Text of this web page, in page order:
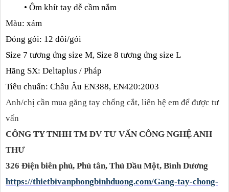
• Ôm khít tay dễ cầm nắm
Màu: xám
Đóng gói: 12 đôi/gói
Size 7 tương ứng size M, Size 8 tương ứng size L
Hãng SX: Deltaplus / Pháp
Tiêu chuẩn: Châu Âu EN388, EN420:2003
Anh/chị cần mua găng tay chống cắt, liên hệ em để được tư
vấn
CÔNG TY TNHH TM DV TƯ VẤN CÔNG NGHỆ ANH
THƯ
326 Điện biên phủ, Phú tân, Thủ Dầu Một, Bình Dương
https://thietbivanphongbinhduong.com/Gang-tay-chong-